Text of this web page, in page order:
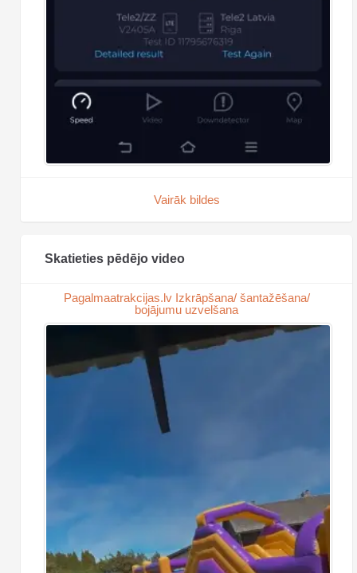
Vairāk bildes
Skatieties pēdējo video
Pagalmaatrakcijas.lv Izkrāpšana/ šantažēšana/
bojājumu uzvelšana